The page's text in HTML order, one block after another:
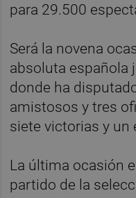
para 29.500
Será la novena
absoluta española
donde ha
amistosos y tres
siete victorias y un
La última ocasión
partido de la